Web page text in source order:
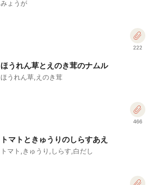
みょうが
222
ほうれん草とえのき茸のナムル
ほうれん草,えのき茸
466
トマトときゅうりのしらすあえ
トマト,きゅうり,しらす,白だし